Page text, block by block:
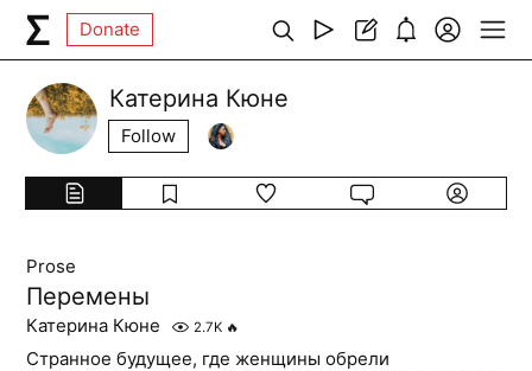
Donate
Катерина Кюне
Follow
Prose
Перемены
Катерина Кюне 2.7K 🔥
Странное будущее, где женщины обрели